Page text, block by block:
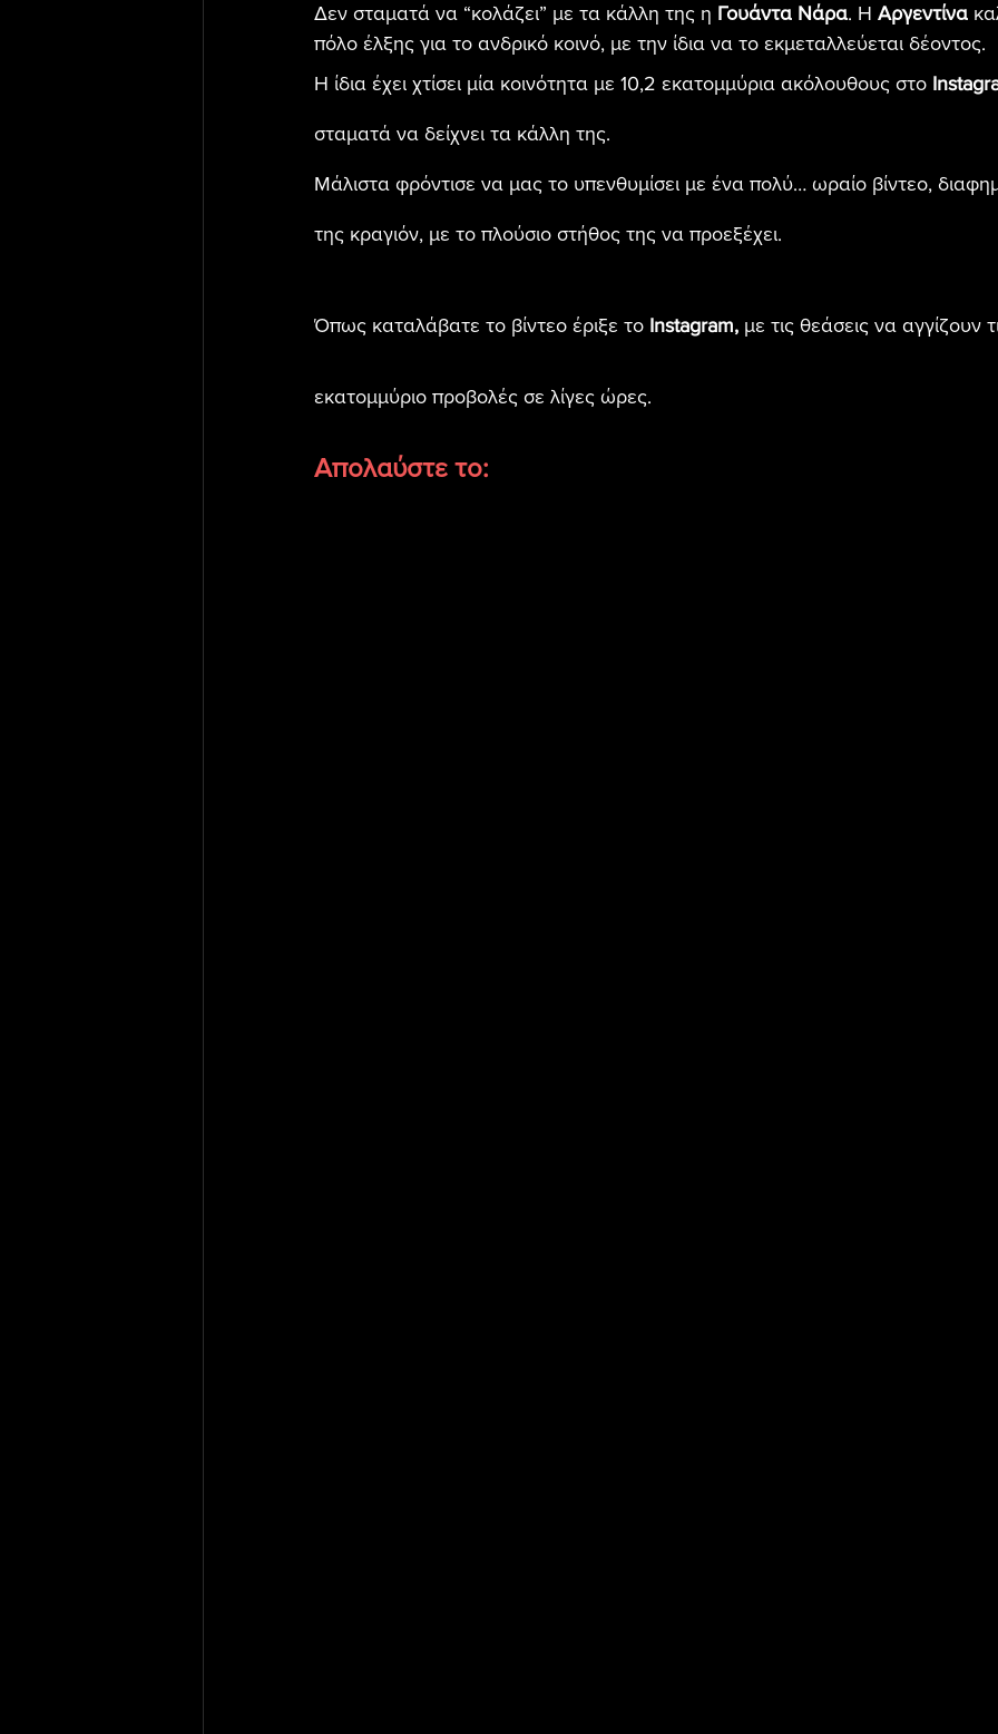
Δεν σταματά να “κολάζει” με τα κάλλη της η Γουάντα Νάρα. Η Αργεντίνα
πόλο έλξης για το ανδρικό κοινό, με την ίδια να το εκμεταλλεύεται δέοντος.
Η ίδια έχει χτίσει μία κοινότητα με 10,2 εκατομμύρια ακόλουθους στο
σταματά να δείχνει τα κάλλη της.
Μάλιστα φρόντισε να μας το υπενθυμίσει με ένα πολύ… ωραίο βίντεο,
της κραγιόν, με το πλούσιο στήθος της να προεξέχει.
Όπως καταλάβατε το βίντεο έριξε το Instagram, με τις θεάσεις να αγγίζουν
εκατομμύριο προβολές σε λίγες ώρες.
Απολαύστε το: